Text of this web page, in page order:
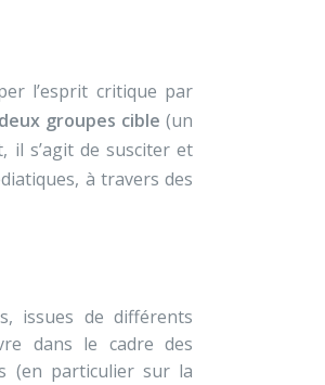
l’esprit critique par
groupes cible (un
il s’agit de susciter et
à travers des
issues de différents
dans le cadre des
(en particulier sur la